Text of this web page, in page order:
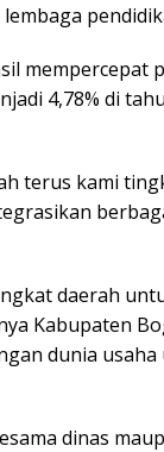
mempercepat
4,78% di
terus kami
daerah
Kabupaten
dunia
dinas